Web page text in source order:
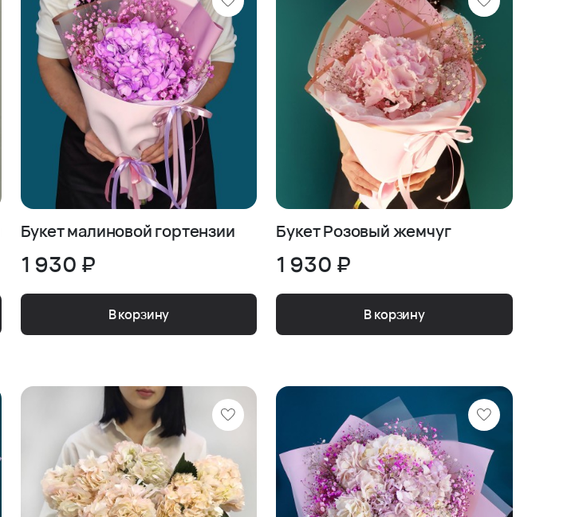
Букет малиновой гортензии
1 930 ₽
В корзину
Букет Розовый жемчуг
1 930 ₽
В корзину